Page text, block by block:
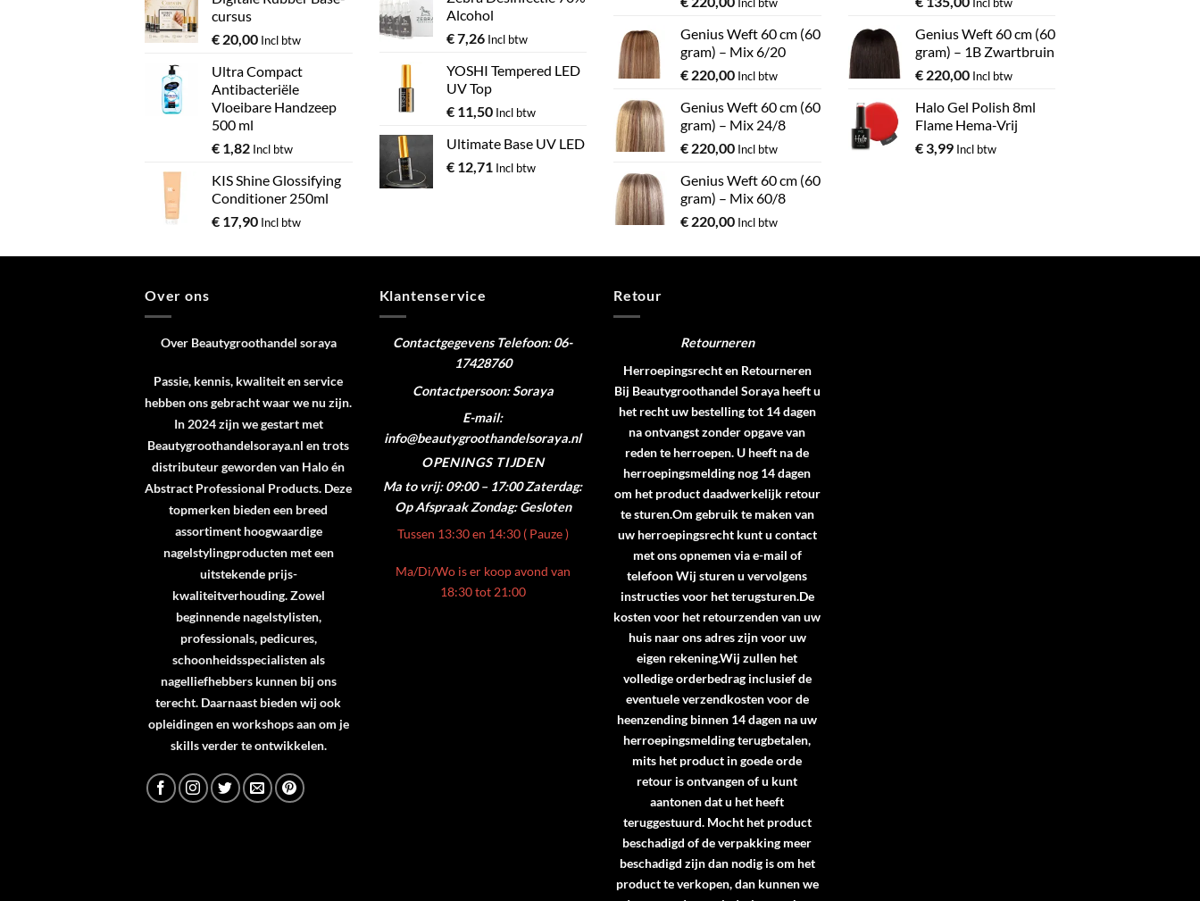
cursus
€ 20,00 Incl btw
Ultra Compact
Antibacteriële
Vloeibare Handzeep
500 ml
€ 1,82 Incl btw
KIS Shine Glossifying
Conditioner 250ml
€ 17,90 Incl btw
Alcohol
€7,26 Incl btw
YOSHI Tempered LED
UV Top
€11,50 Incl btw
Ultimate Base UV LED
€12,71 Incl btw
Genius Weft 60 cm (60
gram) – Mix 6/20
€ 220,00 Incl btw
Genius Weft 60 cm (60
gram) – Mix 24/8
€ 220,00 Incl btw
Genius Weft 60 cm (60
gram) – Mix 60/8
€ 220,00 Incl btw
Genius Weft 60 cm (60
gram) – 1B Zwartbruin
€220,00 Incl btw
Halo Gel Polish 8ml
Flame Hema-Vrij
€3,99 Incl btw
Over ons
Over Beautygroothandel soraya
Passie, kennis, kwaliteit en service
hebben ons gebracht waar we nu zijn.
In 2024 zijn we gestart met
Beautygroothandelsoraya.nl en trots
distributeur geworden van Haloén
Abstract Professional Products. Deze
topmerken bieden een breed
assortiment hoogwaardige
nagelstylingproducten met een
uitstekende prijs-
kwaliteitverhouding. Zowel
beginnende nagelstylisten,
professionals, pedicures,
schoonheidsspecialisten als
nagelliefhebbers kunnen bij ons
terecht. Daarnaast bieden wij ook
opleidingen en workshops aan om je
skills verder te ontwikkelen.
Klantenservice
ContactgegevensTelefoon: 06-
17428760
Contactpersoon: Soraya
E-mail:
info@beautygroothandelsoraya.nl
OPENINGS TIJDEN
Ma to vrij: 09:00 – 17:00 Zaterdag:
Op Afspraak Zondag: Gesloten
Tussen 13:30 en 14:30 ( Pauze )
Ma/Di/Wo is er koop avond van
18:30 tot 21:00
Retour
Retourneren
Herroepingsrecht en Retourneren
Bij Beautygroothandel Soraya heeft u
het recht uw bestelling tot 14 dagen
na ontvangst zonder opgave van
reden te herroepen. U heeft na de
herroepingsmelding nog 14 dagen
om het product daadwerkelijk retour
te sturen.Om gebruik te maken van
uw herroepingsrecht kunt u contact
met ons opnemen via e-mail of
telefoon Wij sturen u vervolgens
instructies voor het terugsturen.De
kosten voor het retourzenden van uw
huis naar ons adres zijn voor uw
eigen rekening.Wij zullen het
volledige orderbedrag inclusief de
eventuele verzendkosten voor de
heenzending binnen 14 dagen na uw
herroepingsmelding terugbetalen,
mits het product in goede orde
retour is ontvangen of u kunt
aantonen dat u het heeft
teruggestuurd. Mocht het product
beschadigd of de verpakking meer
beschadigd zijn dan nodig is om het
product te verkopen, dan kunnen we